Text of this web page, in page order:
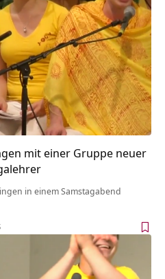
mit einer Gruppe neuer
in einem Samstagabend